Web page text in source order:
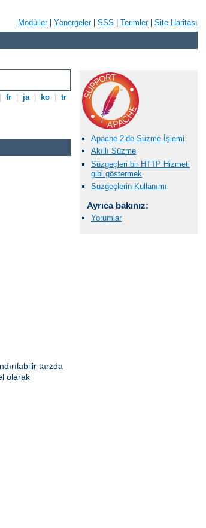
Modüller| Yönergeler| SSS Terimler| Site Haritası
fr ja ko tr
Apache 2’de Süzme İşlemi
Akıllı Süzme
Süzgeçleri bir HTTP Hizmeti
gibi göstermek
Süzgeçlerin Kullanımı
Ayrıca bakınız:
Yorumlar
tarzda
olarak